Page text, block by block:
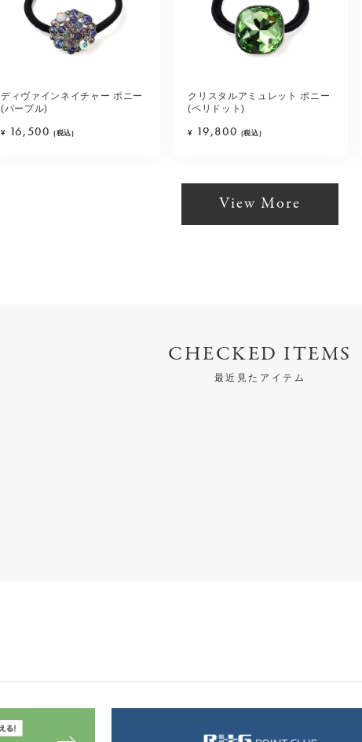
ディヴァインネイチャー ポニー
(パープル)
¥ 16,500 (税込)
クリスタルアミュレット ポニー
(ペリドット)
¥ 19,800 (税込)
View More
CHECKED ITEMS
最近見たアイテム